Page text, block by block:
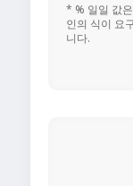
* % 일일 값
인의 식이 요
니다.